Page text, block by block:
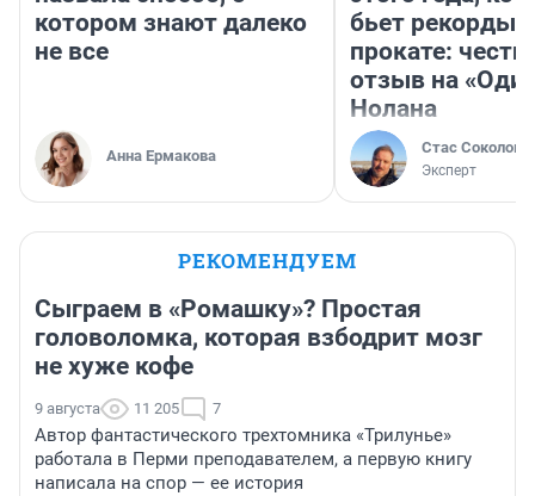
котором знают далеко
не все
Анна Ермакова
бьет рекорды в
прокате:
отзыв на
Нолана
Стас Соколов
Эксперт
РЕКОМЕНДУЕМ
Сыграем в «Ромашку»? Простая
головоломка, которая взбодрит мозг
не хуже кофе
9 августа 11 205 7
Автор фантастического трехтомника «Трилунье»
работала в Перми преподавателем, а первую книгу
написала на спор — ее история